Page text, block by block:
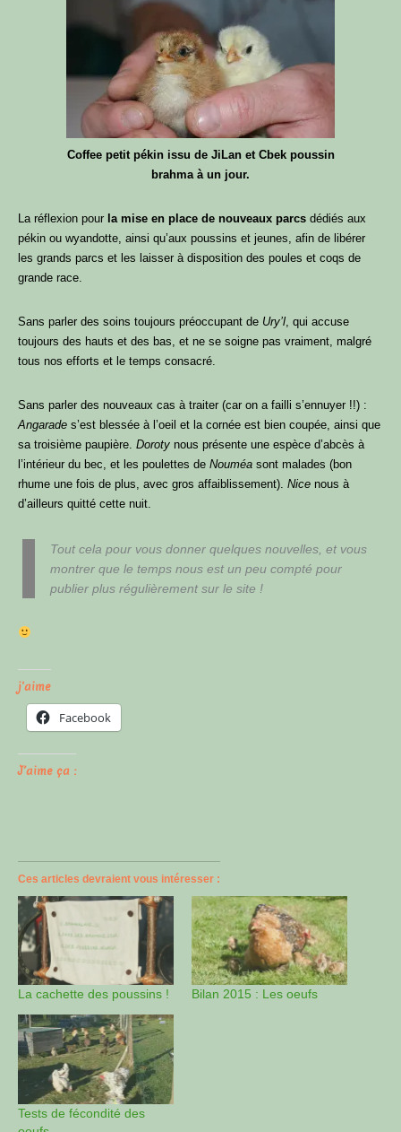
Coffee petit pékin issu de JiLan et Cbek poussin
brahma à un jour.
La réflexion pour la mise en place de nouveaux parcs dédiés aux
pékin ou wyandotte, ainsi qu’aux poussins et jeunes, afin de libérer
les grands parcs et les laisser à disposition des poules et coqs de
grande race.
Sans parler des soins toujours préoccupant de Ury’l , qui accuse
toujours des hauts et des bas, et ne se soigne pas vraiment, malgré
tous nos efforts et le temps consacré.
Sans parler des nouveaux cas à traiter (car on a failli s’ennuyer !!) :
Angarade s’est blessée à l’oeil et la cornée est bien coupée, ainsi que
sa troisième paupière. Doroty nous présente une espèce d’abcès à
l’intérieur du bec, et les poulettes de Nouméa sont malades (bon
rhume une fois de plus, avec gros affaiblissement). Nice nous à
d’ailleurs quitté cette nuit.
Tout cela pour vous donner quelques nouvelles, et vous
montrer que le temps nous est un peu compté pour
publier plus régulièrement sur le site !
j'aime
Facebook
J’aime ça :
Ces articles devraient vous intéresser :
La cachette des poussins ! Bilan 2015 : Les oeufs
Tests de fécondité des